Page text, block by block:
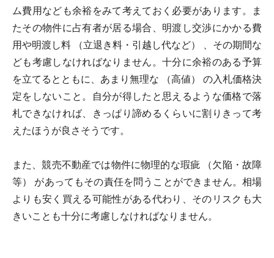
ム費用なども余裕をみて考えておく必要があります。ま
たその物件に占有者が居る場合、明渡し交渉にかかる費
用や明渡し料 （立退き料・引越し代など） 、その期間な
ども考慮しなければなりません。十分に余裕のある予算
を立てるとともに、あまり無理な （高値） の入札価格決
定をしないこと。自分が得したと思えるような価格で落
札できなければ、きっぱり諦めるくらいに割りきって考
えたほうが良さそうです。
また、競売不動産では物件に物理的な瑕疵 （欠陥・故障
等） があってもその責任を問うことができません。相場
よりも安く買える可能性がある代わり、そのリスクも大
きいことも十分に考慮しなければなりません。